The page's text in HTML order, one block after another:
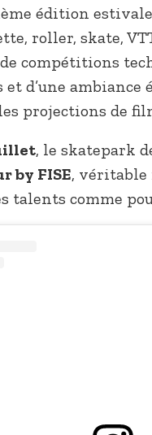
édition
roller, skate,
compétitions
et d’une
projections de
, le skatepark
by FISE, véritable
talents comme